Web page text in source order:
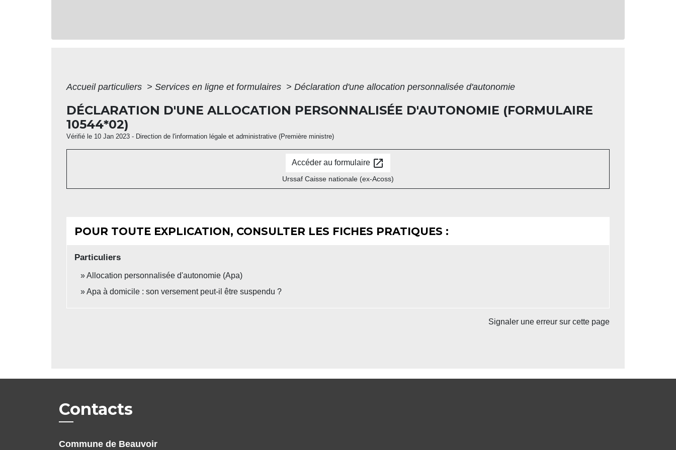
Accueil particuliers > Services en ligne et formulaires > Déclaration d'une allocation personnalisée d'autonomie
DÉCLARATION D'UNE ALLOCATION PERSONNALISÉE D'AUTONOMIE (FORMULAIRE
10544*02)
Vérifié le 10 Jan 2023 - Direction de l'information légale et administrative (Première ministre)
Accéder au formulaire open_in_new
Urssaf Caisse nationale (ex-Acoss)
POUR TOUTE EXPLICATION, CONSULTER LES FICHES PRATIQUES :
Particuliers
Allocation personnalisée d'autonomie (Apa)
Apa à domicile : son versement peut-il être suspendu ?
Signaler une erreur sur cette page
Contacts
Commune de Beauvoir